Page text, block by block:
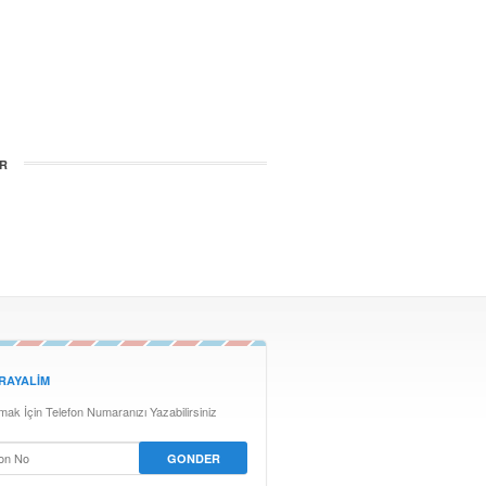
İçin Telefon Numaranızı Yazabilirsiniz